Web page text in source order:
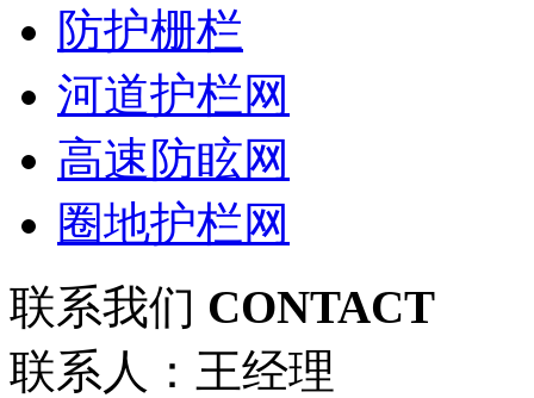
防护栅栏
河道护栏网
高速防眩网
圈地护栏网
联系我们 CONTACT
联系人：王经理